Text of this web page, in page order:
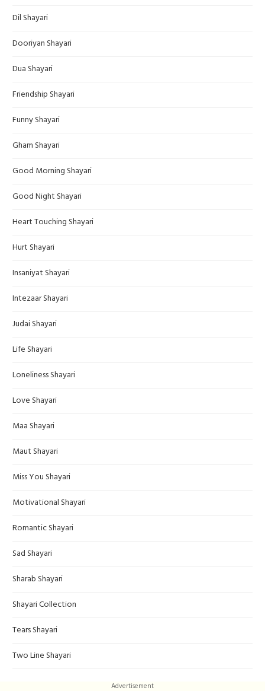
Dil Shayari
Dooriyan Shayari
Dua Shayari
Friendship Shayari
Funny Shayari
Gham Shayari
Good Morning Shayari
Good Night Shayari
Heart Touching Shayari
Hurt Shayari
Insaniyat Shayari
Intezaar Shayari
Judai Shayari
Life Shayari
Loneliness Shayari
Love Shayari
Maa Shayari
Maut Shayari
Miss You Shayari
Motivational Shayari
Romantic Shayari
Sad Shayari
Sharab Shayari
Shayari Collection
Tears Shayari
Two Line Shayari
Advertisement